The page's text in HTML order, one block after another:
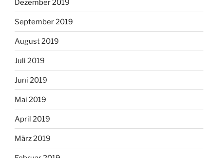
Dezember 2019
September 2019
August 2019
Juli 2019
Juni 2019
Mai 2019
April 2019
März 2019